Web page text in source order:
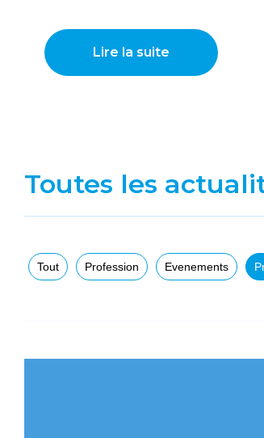
Lire la suite
Toutes les
Tout Profession Evenements